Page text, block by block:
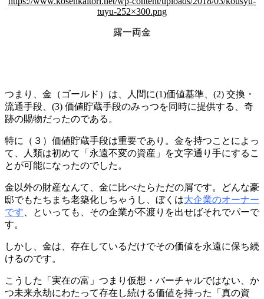
tuyu-252×300.png
露一両金
つまり、金（ゴールド）は、人間に(1)価値基準、(2) 交換・
流通手段、(3) 価値貯蔵手段のみっつを同時に提供する、奇
跡の賜物だったのである。
特に（３）価値貯蔵手段は重要であり。金を持つことによっ
て、人類は初めて「永遠不変の資産」を文字通り手にするこ
とが可能になったのでした。
金以外の財産なんて、金に比べたらただの屑です。どんな豪
邸でもたちまち老築化しちゃうし、ぼくは大企業のオーナー
です 、といっても、その企業が不渡りを出せばそれでパーで
す。
しかし、金は、存在しているだけでその価値を永遠に保ち続
けるのです。
こうした「実在の富」つまり仮想・バーチャルではない、か
つ未来永劫にわたって存在し続ける価値を持った「真の資